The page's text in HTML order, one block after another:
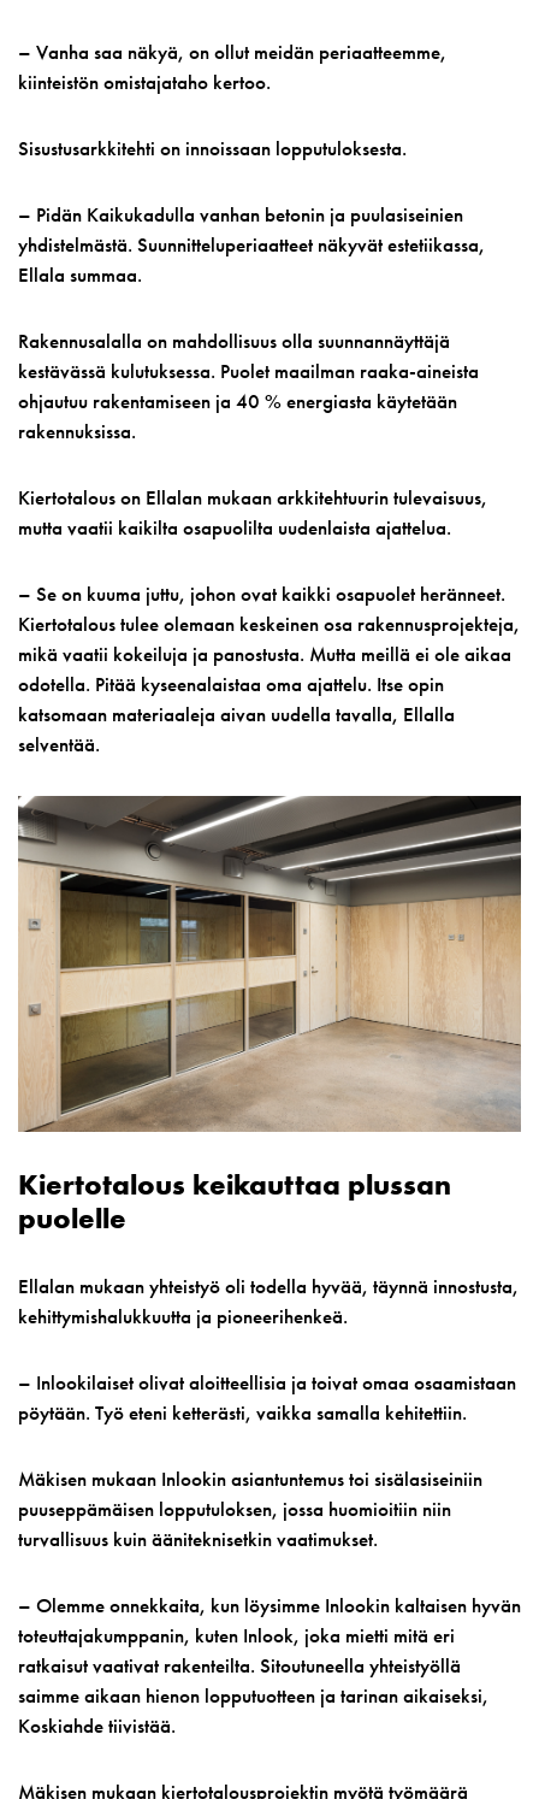
– Vanha saa näkyä, on ollut meidän periaatteemme,
kiinteistön omistajataho kertoo.
Sisustusarkkitehti on innoissaan lopputuloksesta.
– Pidän Kaikukadulla vanhan betonin ja puulasiseinien
yhdistelmästä. Suunnitteluperiaatteet näkyvät estetiikassa,
Ellala summaa.
Rakennusalalla on mahdollisuus olla suunnannäyttäjä
kestävässä kulutuksessa. Puolet maailman raaka-aineista
ohjautuu rakentamiseen ja 40 % energiasta käytetään
rakennuksissa.
Kiertotalous on Ellalan mukaan arkkitehtuurin tulevaisuus,
mutta vaatii kaikilta osapuolilta uudenlaista ajattelua.
– Se on kuuma juttu, johon ovat kaikki osapuolet heränneet.
Kiertotalous tulee olemaan keskeinen osa rakennusprojekteja,
mikä vaatii kokeiluja ja panostusta. Mutta meillä ei ole aikaa
odotella. Pitää kyseenalaistaa oma ajattelu. Itse opin
katsomaan materiaaleja aivan uudella tavalla, Ellalla
selventää.
Kiertotalous keikauttaa plussan
puolelle
Ellalan mukaan yhteistyö oli todella hyvää, täynnä innostusta,
kehittymishalukkuutta ja pioneerihenkeä.
– Inlookilaiset olivat aloitteellisia ja toivat omaa osaamistaan
pöytään. Työ eteni ketterästi, vaikka samalla kehitettiin.
Mäkisen mukaan Inlookin asiantuntemus toi sisälasiseiniin
puuseppämäisen lopputuloksen, jossa huomioitiin niin
turvallisuus kuin ääniteknisetkin vaatimukset.
– Olemme onnekkaita, kun löysimme Inlookin kaltaisen hyvän
toteuttajakumppanin, kuten Inlook, joka mietti mitä eri
ratkaisut vaativat rakenteilta. Sitoutuneella yhteistyöllä
saimme aikaan hienon lopputuotteen ja tarinan aikaiseksi,
Koskiahde tiivistää.
Mäkisen mukaan kiertotalousprojektin myötä työmäärä